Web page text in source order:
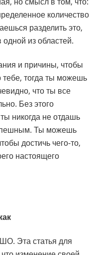
количество
разделить это,
из областей.
и причины, чтобы
тебе, тогда ты можешь
что ты все
Без этого
никогда не отдашь
Ты можешь
достичь чего-то,
настоящего
Эта статья для